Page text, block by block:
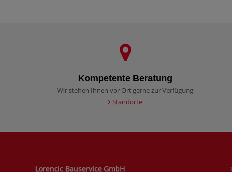
Kompetente Beratung
Wir stehen Ihnen vor Ort gerne zur Verfügung
Standorte
Lorencic Bauservice GmbH